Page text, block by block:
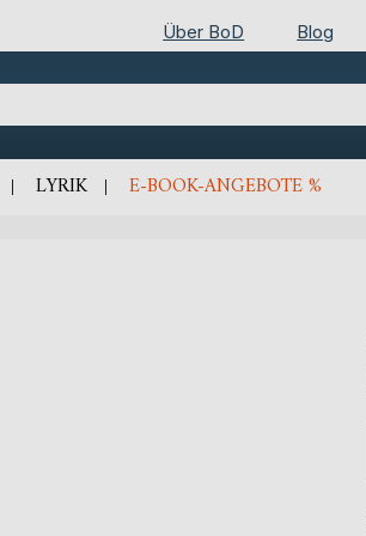
Über BoD Blog
LYRIK E-BOOK-ANGEBOTE %